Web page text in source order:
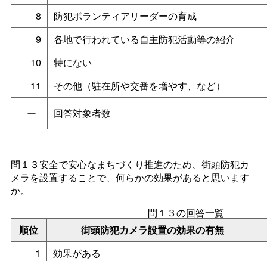
8
防犯ボランティアリーダーの育成
9
各地で行われている自主防犯活動等の紹介
10
特にない
11
その他（駐在所や交番を増やす、など）
ー
回答対象者数
問１３安全で安心なまちづくり推進のため、街頭防犯カ
メラを設置することで、何らかの効果があると思います
か。
順位 街頭防犯カメラ設置の効果の有無
問１３の回答一覧
1
効果がある